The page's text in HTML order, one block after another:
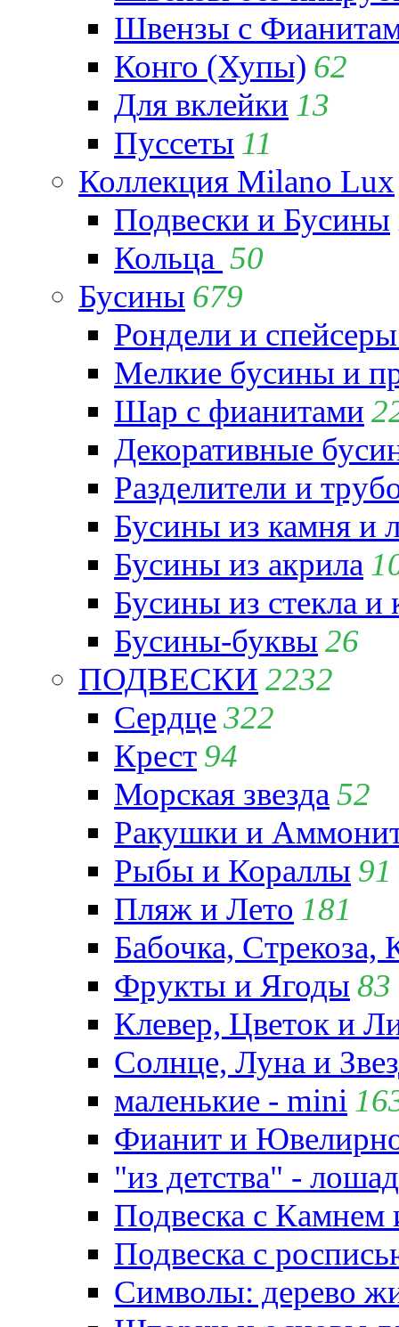
Швензы с
Конго (Хупы) 62
Для вклейки 13
Пуссеты 11
Коллекция Milano Lux
Подвески и Бусины
Кольца 50
Бусины 679
Рондели и
Мелкие бусины и
Шар с фианитами
Декоративные
Разделители и
Бусины из камня и
Бусины из акрила
Бусины из стекла и
Бусины-буквы 26
ПОДВЕСКИ 2232
Сердце322
Крест 94
Морская звезда 52
Ракушки и
Рыбы и Кораллы 91
Пляж и Лето 181
Бабочка,
Фрукты и Ягоды 83
Клевер, Цветок и
Солнце, Луна и
маленькие - mini
Фианит и
"из детства" -
Подвеска с
Подвеска с
Символы: дерево